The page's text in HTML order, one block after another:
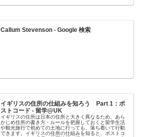
Callum Stevenson - Google 検索
イギリスの住所の仕組みを知ろう Part 1：ポ
ストコード - 留学@UK
イギリスの住所は日本の住所と大きく異なるため、あら
かじめ住所の書き方・ルールを把握しておくと留学生活
や観光旅行で初めての土地に行っても、落ち着いて行動
できます。イギリスの住所の仕組みを知ると、ポストコ